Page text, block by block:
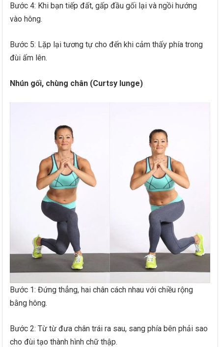
Bước 4: Khi bạn tiếp đất, gấp đầu gối lại và ngồi hướng
vào hông.
Bước 5: Lặp lại tương tự cho đến khi cảm thấy phía trong
đùi ấm lên.
Nhún gối, chùng chân (Curtsy lunge)
Bước 1: Đứng thẳng, hai chân cách nhau với chiều rộng
bằng hông.
Bước 2: Từ từ đưa chân trái ra sau, sang phía bên phải sao
cho đùi tạo thành hình chữ thập.